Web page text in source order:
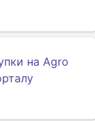
на Agro